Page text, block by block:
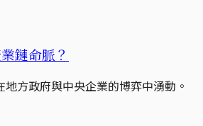
鏈命脈？
方政府與中央企業的博弈中湧動。